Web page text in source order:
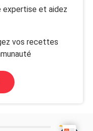
et aidez
vos recettes